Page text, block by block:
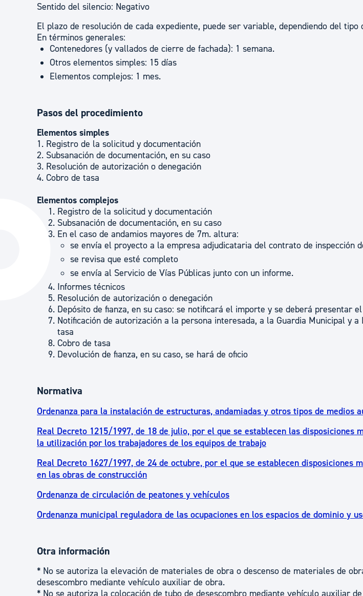
Sentido del silencio: Negativo
El plazo de resolución de cada expediente, puede ser variable, dependiendo del tipo
En términos generales:
Contenedores (y vallados de cierre de fachada): 1 semana.
Otros elementos simples: 15 días
Elementos complejos: 1 mes.
Pasos del procedimiento
Elementos simples
1. Registro de la solicitud y documentación
2. Subsanación de documentación, en su caso
3. Resolución de autorización o denegación
4. Cobro de tasa
Elementos complejos
Registro de la solicitud y documentación
Subsanación de documentación, en su caso
En el caso de andamios mayores de 7m. altura:
se envía el proyecto a la empresa adjudicataria del contrato de inspección
se revisa que esté completo
se envía al Servicio de Vías Públicas junto con un informe.
Informes técnicos
Resolución de autorización o denegación
Depósito de fianza, en su caso: se notificará el importe y se deberá presentar
Notificación de autorización a la persona interesada, a la Guardia Municipal y
tasa
Cobro de tasa
Devolución de fianza, en su caso, se hará de oficio
Normativa
Ordenanza para la instalación de estructuras, andamiadas y otros tipos de medios
Real Decreto 1215/1997, de 18 de julio, por el que se establecen las disposiciones
la utilización por los trabajadores de los equipos de trabajo
Real Decreto 1627/1997, de 24 de octubre, por el que se establecen disposiciones
en las obras de construcción
Ordenanza de circulación de peatones y vehículos
Ordenanza municipal reguladora de las ocupaciones en los espacios de dominio y
Otra información
* No se autoriza la elevación de materiales de obra o descenso de materiales de
desescombro mediante vehículo auxiliar de obra.
* No se autoriza la colocación de tubo de desescombro mediante vehículo auxiliar